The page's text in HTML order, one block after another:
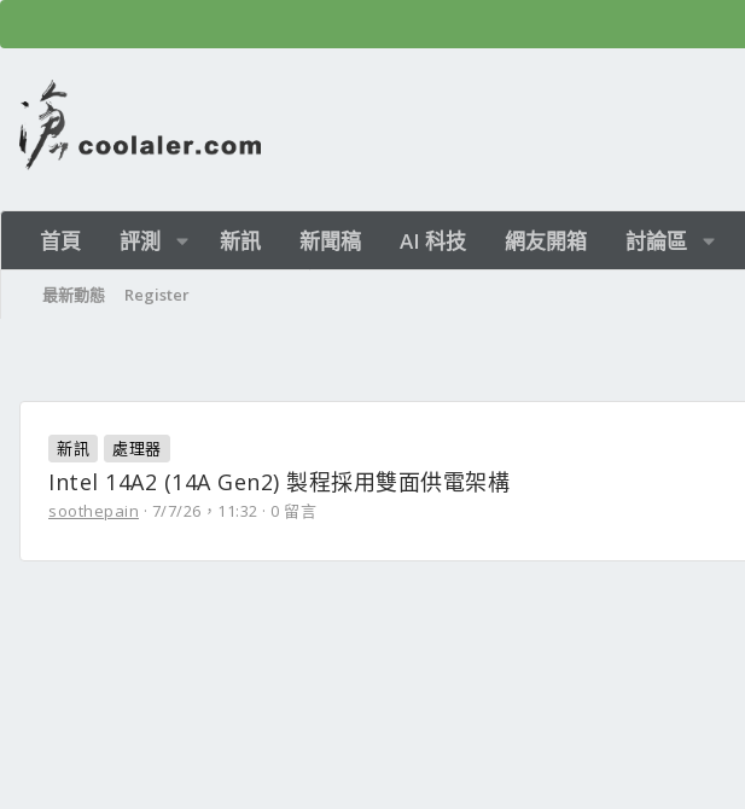
首頁 評測 新訊 新聞稿 AI 科技 網友開箱 討論區
最新動態 Register
新訊 處理器
Intel 14A2 (14A Gen2) 製程採用雙面供電架構
soothepain 7/7/26，11:32 0 留言